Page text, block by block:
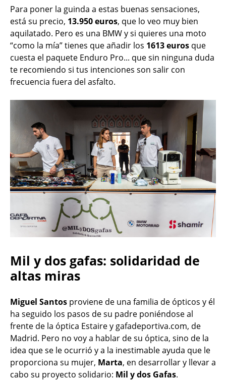
Para poner la guinda a estas buenas sensaciones,
está su precio, 13.950 euros, que lo veo muy bien
aquilatado. Pero es una BMW y si quieres una moto
“como la mía” tienes que añadir los 1613 euros que
cuesta el paquete Enduro Pro... que sin ninguna duda
te recomiendo si tus intenciones son salir con
frecuencia fuera del asfalto.
Mil y dos gafas: solidaridad de
altas miras
Miguel Santos proviene de una familia de ópticos y él
ha seguido los pasos de su padre poniéndose al
frente de la óptica Estaire y gafadeportiva.com, de
Madrid. Pero no voy a hablar de su óptica, sino de la
idea que se le ocurrió y a la inestimable ayuda que le
proporciona su mujer, Marta, en desarrollar y llevar a
cabo su proyecto solidario: Mil y dos Gafas.